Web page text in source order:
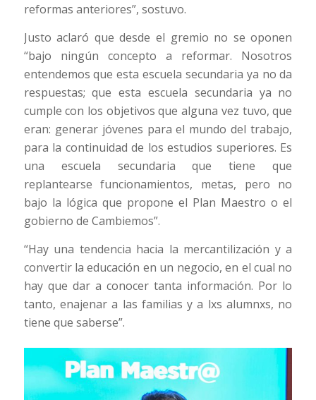
reformas anteriores”, sostuvo.
Justo aclaró que desde el gremio no se oponen
“bajo ningún concepto a reformar. Nosotros
entendemos que esta escuela secundaria ya no da
respuestas; que esta escuela secundaria ya no
cumple con los objetivos que alguna vez tuvo, que
eran: generar jóvenes para el mundo del trabajo,
para la continuidad de los estudios superiores. Es
una escuela secundaria que tiene que
replantearse funcionamientos, metas, pero no
bajo la lógica que propone el Plan Maestro o el
gobierno de Cambiemos”.
“Hay una tendencia hacia la mercantilización y a
convertir la educación en un negocio, en el cual no
hay que dar a conocer tanta información. Por lo
tanto, enajenar a las familias y a lxs alumnxs, no
tiene que saberse”.